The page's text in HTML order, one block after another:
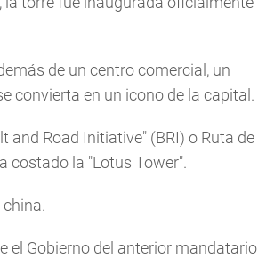
de un centro comercial, un
convierta en un icono de la capital.
and Road Initiative" (BRI) o Ruta de
costado la "Lotus Tower".
el Gobierno del anterior mandatario